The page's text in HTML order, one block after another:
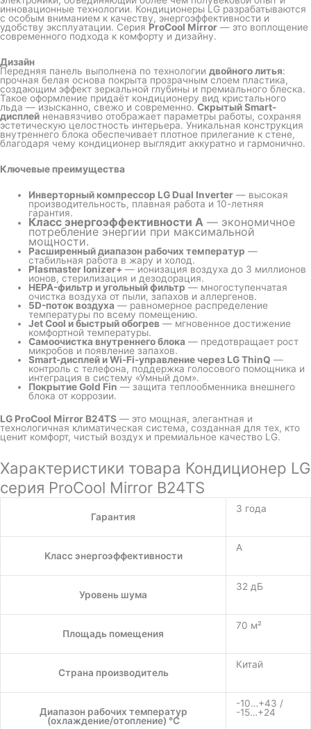
инновационные технологии. Кондиционеры LG разрабатываются
с особым вниманием к качеству, энергоэффективности и
удобству эксплуатации. Серия ProCool Mirror — это воплощение
современного подхода к комфорту и дизайну.
Дизайн
Передняя панель выполнена по технологии двойного литья:
прочная белая основа покрыта прозрачным слоем пластика,
создающим эффект зеркальной глубины и премиального блеска.
Такое оформление придаёт кондиционеру вид кристального
льда — изысканно, свежо и современно.Скрытый Smart-
дисплей ненавязчиво отображает параметры работы, сохраняя
эстетическую целостность интерьера. Уникальная конструкция
внутреннего блока обеспечивает плотное прилегание к стене,
благодаря чему кондиционер выглядит аккуратно и гармонично.
Ключевые преимущества
Инверторный компрессор LG Dual Inverter — высокая
производительность, плавная работа и 10-летняя
гарантия.
Класс энергоэффективности A — экономичное
потребление энергии при максимальной
мощности.
Расширенный диапазон рабочих температур —
стабильная работа в жару и холод.
Plasmaster Ionizer+ — ионизация воздуха до 3 миллионов
ионов, стерилизация и дезодорация.
HEPA-фильтр и угольный фильтр — многоступенчатая
очистка воздуха от пыли, запахов и аллергенов.
5D-поток воздуха — равномерное распределение
температуры по всему помещению.
Jet Cool и быстрый обогрев — мгновенное достижение
комфортной температуры.
Самоочистка внутреннего блока — предотвращает рост
микробов и появление запахов.
Smart-дисплей и Wi-Fi-управление через LG ThinQ —
контроль с телефона, поддержка голосового помощника и
интеграция в систему «Умный дом».
Покрытие Gold Fin — защита теплообменника внешнего
блока от коррозии.
LG ProCool Mirror B24TS — это мощная, элегантная и
технологичная климатическая система, созданная для тех, кто
ценит комфорт, чистый воздух и премиальное качество LG.
Характеристики товара Кондиционер LG
серия ProCool Mirror B24TS
Гарантия
3 года
Класс энергоэффективности
A
Уровень шума
32 дБ
Площадь помещения
70 м²
Страна производитель
Китай
Диапазон рабочих температур
(охлаждение/отопление) °C
-10…+43 /
-15…+24